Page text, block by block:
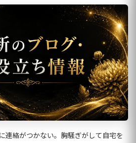
連絡がつかない。胸騒ぎがして自宅を